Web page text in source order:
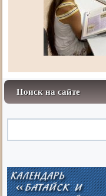
Поиск на сайте